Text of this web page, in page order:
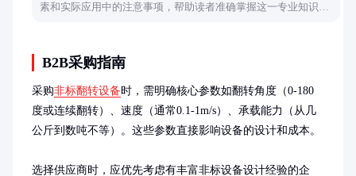
素和实际应用中的注意事项，帮助读者准确掌握这一专业知识
B2B采购指南
采购非标翻转设备时，需明确核心参数如翻转角度（0-180
度或连续翻转）、速度（通常0.1-1m/s）、承载能力（从几
公斤到数吨不等）。这些参数直接影响设备的设计和成本。
选择供应商时，应优先考虑有丰富非标设备设计经验的企